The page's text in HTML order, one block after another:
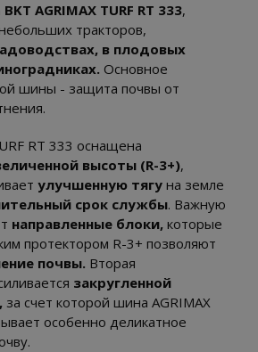
BKT AGRIMAX TURF RT 333,
тракторов,
в плодовых
Основное
шины - защита почвы от
RT 333 оснащена
высоты (R-3+),
улучшенную тягу на земле
срок службы. Важную
направленные блоки, которые
протектором R-3+ позволяют
почвы. Вторая
закругленной
за счет которой шина AGRIMAX
особенно деликатное